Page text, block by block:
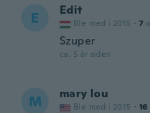
E Edit
Ble med i 2015 · 7
Szuper
ca. 5 år siden
M mary lou
Ble med i 2015 · 16